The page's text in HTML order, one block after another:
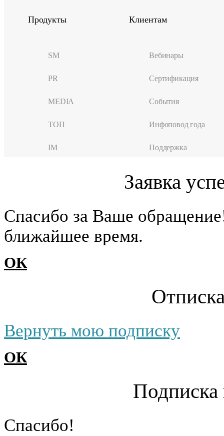
Продукты
SM
PR
MEDIA
ТОП
IM
Клиентам
Вебинары
Сертификация
События
Инфоповод года
Поддержка
Заявка
Cпасибо за Ваше
ближайшее время.
ОК
Вернуть мою подписку
ОК
Подписка
Cпасибо!